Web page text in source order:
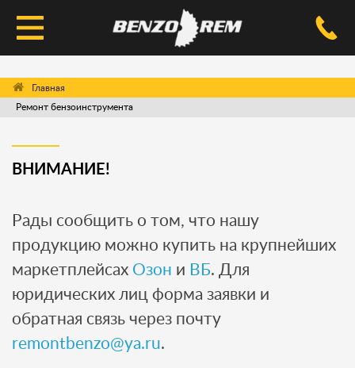
КОНТАКТЫ
Ремонт бензоинструмента
ВНИМАНИЕ!
Рады сообщить о том, что нашу
продукцию можно купить на крупнейших
маркетплейсах Озон и ВБ. Для
юридических лиц форма заявки и
обратная связь через почту
remontbenzo@ya.ru.